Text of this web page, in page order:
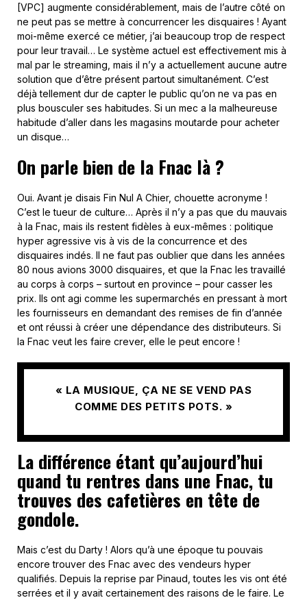
[VPC] augmente considérablement, mais de l’autre côté on
ne peut pas se mettre à concurrencer les disquaires ! Ayant
moi-même exercé ce métier, j’ai beaucoup trop de respect
pour leur travail… Le système actuel est effectivement mis à
mal par le streaming, mais il n’y a actuellement aucune autre
solution que d’être présent partout simultanément. C’est
déjà tellement dur de capter le public qu’on ne va pas en
plus bousculer ses habitudes. Si un mec a la malheureuse
habitude d’aller dans les magasins moutarde pour acheter
un disque…
On parle bien de la Fnac là ?
Oui. Avant je disais Fin Nul A Chier, chouette acronyme !
C’est le tueur de culture… Après il n’y a pas que du mauvais
à la Fnac, mais ils restent fidèles à eux-mêmes : politique
hyper agressive vis à vis de la concurrence et des
disquaires indés. Il ne faut pas oublier que dans les années
80 nous avions 3000 disquaires, et que la Fnac les travaillé
au corps à corps – surtout en province – pour casser les
prix. Ils ont agi comme les supermarchés en pressant à mort
les fournisseurs en demandant des remises de fin d’année
et ont réussi à créer une dépendance des distributeurs. Si
la Fnac veut les faire crever, elle le peut encore !
« LA MUSIQUE, ÇA NE SE VEND PAS
COMME DES PETITS POTS. »
La différence étant qu’aujourd’hui
quand tu rentres dans une Fnac, tu
trouves des cafetières en tête de
gondole.
Mais c’est du Darty ! Alors qu’à une époque tu pouvais
encore trouver des Fnac avec des vendeurs hyper
qualifiés. Depuis la reprise par Pinaud, toutes les vis ont été
serrées et il y avait certainement des raisons de le faire. Le